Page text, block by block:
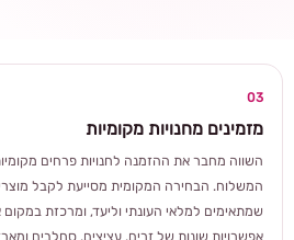
03
מזמינים מחנויות מקומיות
השווה מחבר את ההזמנה לחנויות פרחים
המשלוח. הבחירה המקומית מסייעת לקבל
שמתאימים למלאי העונתי וליעד, ומרכזת
אפשרויות שונות של זרים, עציצים, סחלבים